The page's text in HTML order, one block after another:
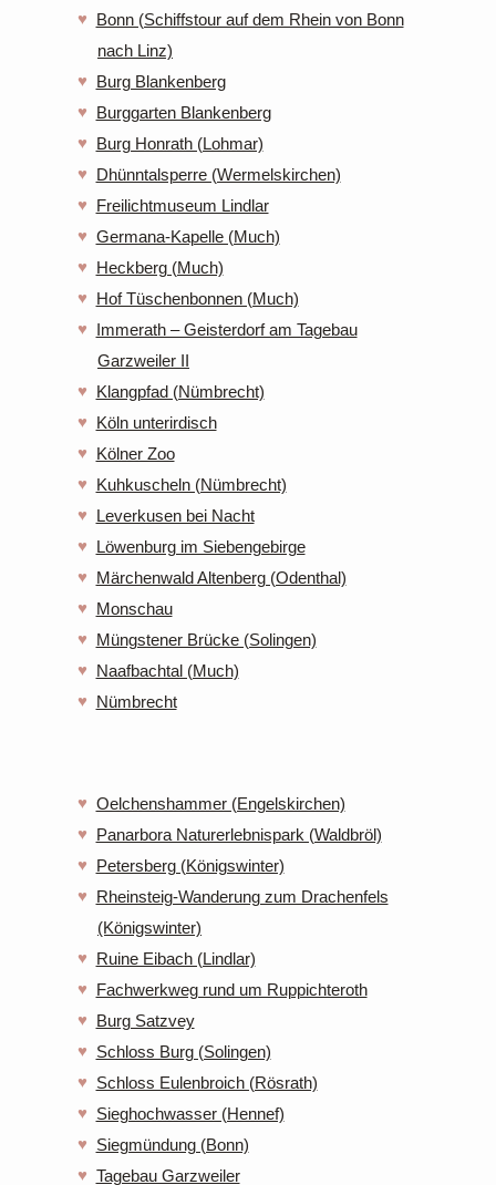
Bonn (Schiffstour auf dem Rhein von Bonn
nach Linz)
Burg Blankenberg
Burggarten Blankenberg
Burg Honrath (Lohmar)
Dhünntalsperre (Wermelskirchen)
Freilichtmuseum Lindlar
Germana-Kapelle (Much)
Heckberg (Much)
Hof Tüschenbonnen (Much)
Immerath – Geisterdorf am Tagebau
Garzweiler II
Klangpfad (Nümbrecht)
Köln unterirdisch
Kölner Zoo
Kuhkuscheln (Nümbrecht)
Leverkusen bei Nacht
Löwenburg im Siebengebirge
Märchenwald Altenberg (Odenthal)
Monschau
Müngstener Brücke (Solingen)
Naafbachtal (Much)
Nümbrecht
Oelchenshammer (Engelskirchen)
Panarbora Naturerlebnispark (Waldbröl)
Petersberg (Königswinter)
Rheinsteig-Wanderung zum Drachenfels
(Königswinter)
Ruine Eibach (Lindlar)
Fachwerkweg rund um Ruppichteroth
Burg Satzvey
Schloss Burg (Solingen)
Schloss Eulenbroich (Rösrath)
Sieghochwasser (Hennef)
Siegmündung (Bonn)
Tagebau Garzweiler